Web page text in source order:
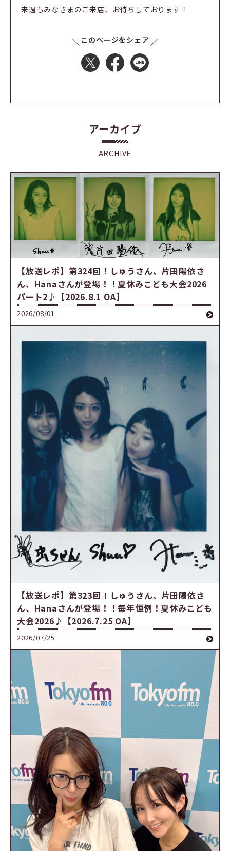
来週もみなさまのご来店、お待ちしております！
このページをシェア
アーカイブ
ARCHIVE
【放送レポ】第324回！しゅうさん、片田陽依さ
ん、Hanaさんが登場！！夏休みこども大会2026
パート2♪【2026.8.1 OA】
2026/08/01
【放送レポ】第323回！しゅうさん、片田陽依さ
ん、Hanaさんが登場！！毎年恒例！夏休みこども
大会2026♪【2026.7.25 OA】
2026/07/25